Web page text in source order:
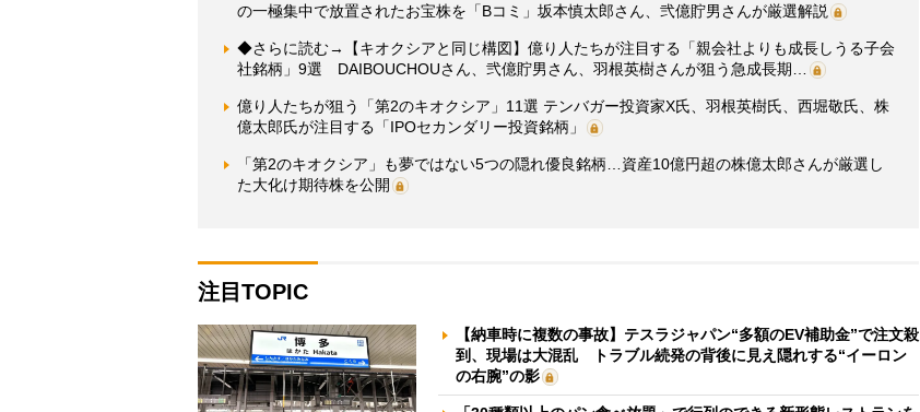
の一極集中で放置されたお宝株を「Bコミ」坂本慎太郎さん、弐億貯男さんが厳選解説
◆さらに読む→【キオクシアと同じ構図】億り人たちが注目する「親会社よりも成長しうる子会
社銘柄」9選 DAIBOUCHOUさん、弐億貯男さん、羽根英樹さんが狙う急成長期…
億り人たちが狙う「第2のキオクシア」11選 テンバガー投資家X氏、羽根英樹氏、西堀敬氏、株
億太郎氏が注目する「IPOセカンダリー投資銘柄」
「第2のキオクシア」も夢ではない5つの隠れ優良銘柄…資産10億円超の株億太郎さんが厳選し
た大化け期待株を公開
注目TOPIC
【納車時に複数の事故】テスラジャパン“多額のEV補助金”で注文殺
到、現場は大混乱 トラブル続発の背後に見え隠れする“イーロン
の右腕”の影